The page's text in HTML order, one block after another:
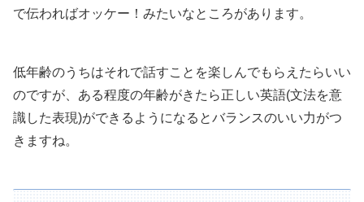
で伝わればオッケー！みたいなところがあります。
低年齢のうちはそれで話すことを楽しんでもらえたらいい
のですが、ある程度の年齢がきたら正しい英語(文法を意
識した表現)ができるようになるとバランスのいい力がつ
きますね。